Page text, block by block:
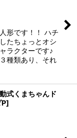
形です！！ ハチ
たちょっとオシ
ラクターです♪
種類あり、それ
式くまちゃんド
P]